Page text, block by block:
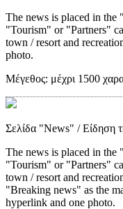
The news is placed in the
"Tourism" or "Partners"
town / resort and
photo.
Μέγεθος: μέχρι 1500
Σελίδα "News" / Είδηση
The news is placed in the
"Tourism" or "Partners"
town / resort and
"Breaking news" as the
hyperlink and one photo.